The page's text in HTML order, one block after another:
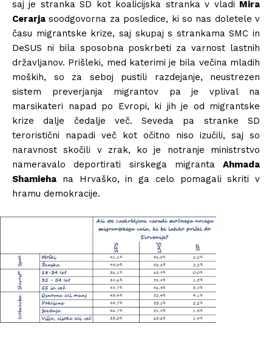
saj je stranka SD kot koalicijska stranka v vladi Mira
Cerarja soodgovorna za posledice, ki so nas doletele v
času migrantske krize, saj skupaj s strankama SMC in
DeSUS ni bila sposobna poskrbeti za varnost lastnih
državljanov. Prišleki, med katerimi je bila večina mladih
moških, so za seboj pustili razdejanje, neustrezen
sistem preverjanja migrantov pa je vplival na
marsikateri napad po Evropi, ki jih je od migrantske
krize dalje čedalje več. Seveda pa stranke SD
teroristični napadi več kot očitno niso izučili, saj so
naravnost skočili v zrak, ko je notranje ministrstvo
nameravalo deportirati sirskega migranta Ahmada
Shamieha na Hrvaško, in ga celo pomagali skriti v
hramu demokracije.